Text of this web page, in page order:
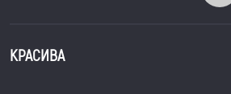
КРАСИВА